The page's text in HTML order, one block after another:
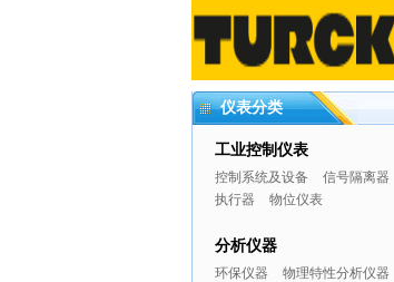
仪表分类
工业控制仪表
控制系统及设备 信号隔离器
执行器
物位仪表
分析仪器
环保仪器 物理特性分析仪器